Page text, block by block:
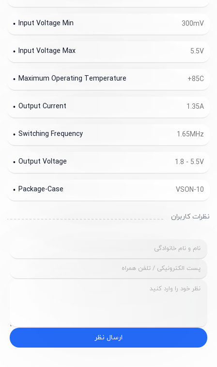
300mV
Input Voltage Min
5.5V
Input Voltage Max
+85C
Maximum Operating Temperature
1.35A
Output Current
1.65MHz
Switching Frequency
1.8 - 5.5V
Output Voltage
VSON-10
Package-Case
نظرات کاربران
ارسال نظر